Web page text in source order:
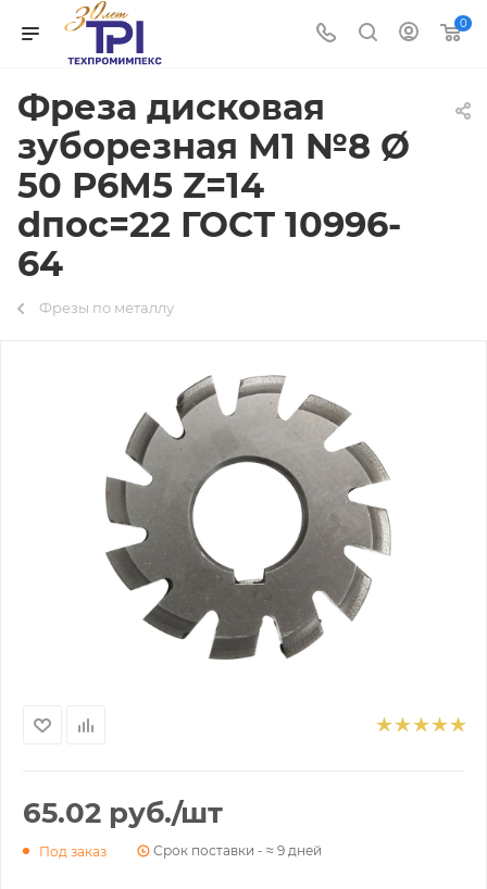
0
Фреза дисковая
зуборезная М1 №8 Ø
50 Р6М5 Z=14
dпос=22 ГОСТ 10996-
64
Фрезы по металлу
65.02 руб./шт
Под заказ Срок поставки - ≈ 9 дней